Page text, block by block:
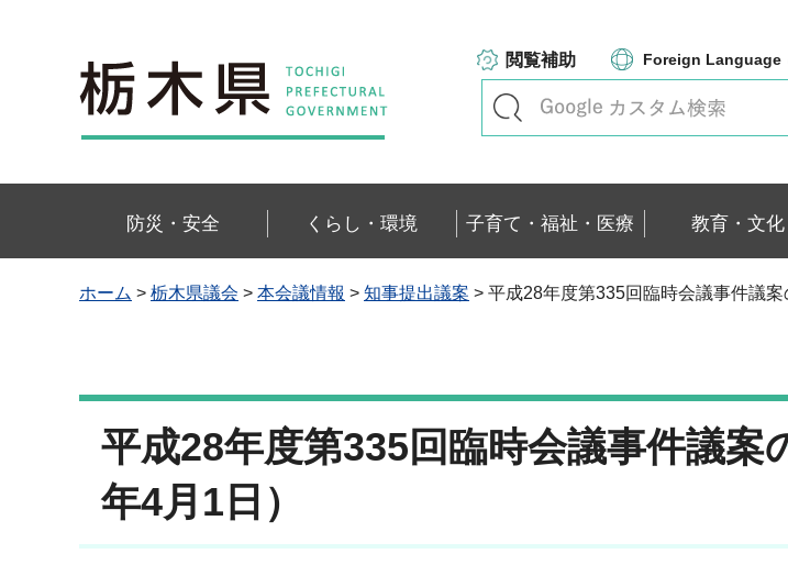
栃木県
閲覧補助 Foreign Language
防災・安全 くらし・環境 子育て・福祉・医療 教育・文化
ホーム > 栃木県議会 > 本会議情報 > 知事提出議案 > 平成28年度第335回臨時会議事件議案
平成28年度第335回臨時会議事件議案
年4月1日）